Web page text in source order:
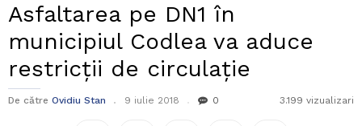
Asfaltarea pe DN1 în
municipiul Codlea va aduce
restricții de circulație
De către Ovidiu Stan 9 iulie 2018 0 3.199 vizualizari